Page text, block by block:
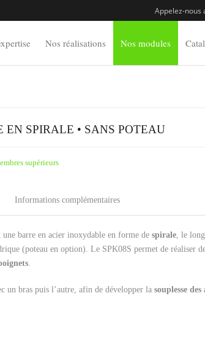
Appelez-nous
Nos réalisations Nos modules
EN SPIRALE • SANS POTEAU
supérieurs
Informations complémentaires
une barre en acier inoxydable en forme de spirale, le
(poteau en option). Le SPK08S permet de réaliser
.
un bras puis l’autre, afin de développer la souplesse